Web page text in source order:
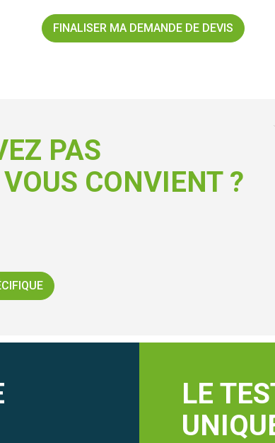
FINALISER MA DEMANDE DE DEVIS
PAS
CONVIENT ?
LE